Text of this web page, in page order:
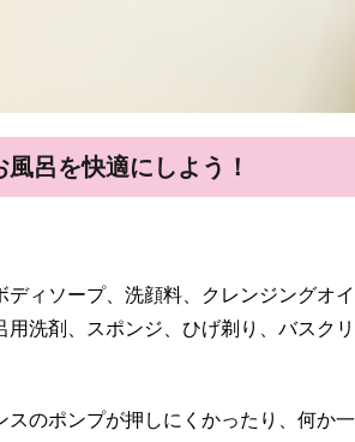
呂を快適にしよう！
ィソープ、洗顔料、クレンジングオイ
洗剤、スポンジ、ひげ剃り、バスクリ
のポンプが押しにくかったり、何か一